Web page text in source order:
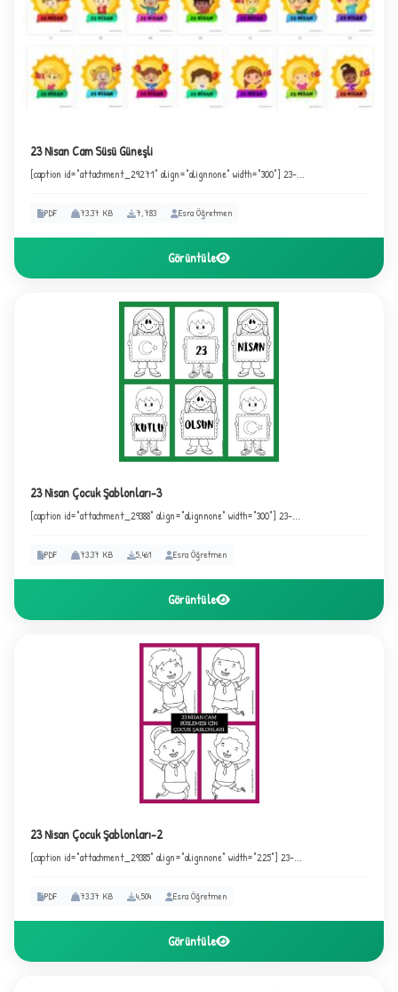
23 Nisan Cam Süsü Güneşli
[caption id="attachment_29271" align="alignnone" width="300"] 23-...
PDF 73.37 KB 7,783 Esra Öğretmen
Görüntüle
23 Nisan Çocuk Şablonları-3
[caption id="attachment_29388" align="alignnone" width="300"] 23-...
PDF 73.37 KB 5,461 Esra Öğretmen
Görüntüle
23 Nisan Çocuk Şablonları-2
[caption id="attachment_29385" align="alignnone" width="225"] 23-...
PDF 73.37 KB 4,504 Esra Öğretmen
Görüntüle